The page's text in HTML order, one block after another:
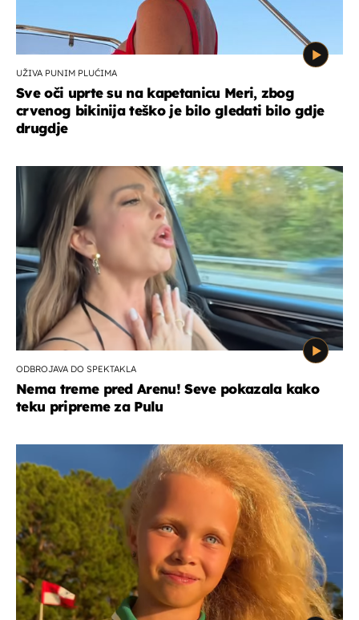
UŽIVA PUNIM PLUĆIMA
Sve oči uprte su na kapetanicu Meri, zbog
crvenog bikinija teško je bilo gledati bilo gdje
drugdje
ODBROJAVA DO SPEKTAKLA
Nema treme pred Arenu! Seve pokazala kako
teku pripreme za Pulu